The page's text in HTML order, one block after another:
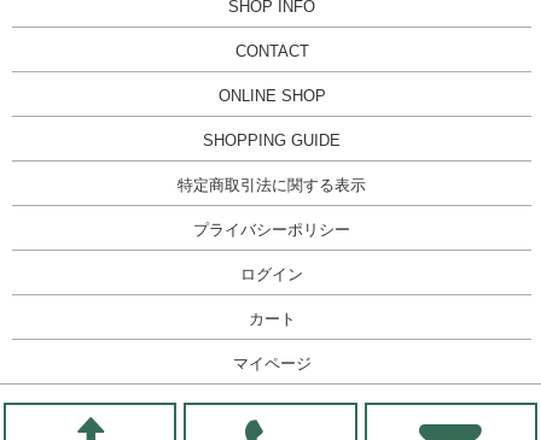
SHOP INFO
CONTACT
ONLINE SHOP
SHOPPING GUIDE
特定商取引法に関する表示
プライバシーポリシー
ログイン
カート
マイページ